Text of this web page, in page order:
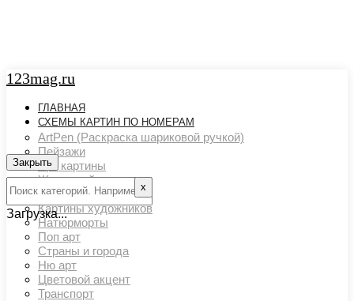
123mag.ru
ГЛАВНАЯ
СХЕМЫ КАРТИН ПО НОМЕРАМ
ArtPen (Раскраска шариковой ручкой)
Пейзажи
Арт картины
Животный мир
Люди
Картины художников
Натюрморты
Поп арт
Страны и города
Ню арт
Цветовой акцент
Транспорт
Закрыть
х
Загрузка...